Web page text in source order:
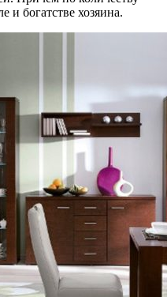
и богатстве хозяина.